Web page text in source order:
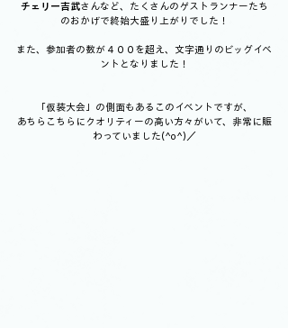
チェリー吉武さんなど、たくさんのゲストランナーたち
のおかげで終始大盛り上がりでした！
また、参加者の数が４００を超え、文字通りのビッグイベ
ントとなりました！
「仮装大会」の側面もあるこのイベントですが、
あちらこちらにクオリティーの高い方々がいて、非常に賑
わっていました(^o^)／